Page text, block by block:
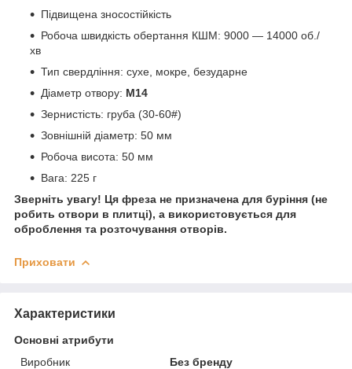
Підвищена зносостійкість
Робоча швидкість обертання КШМ: 9000 — 14000 об./
хв
Тип свердління: сухе, мокре, безударне
Діаметр отвору: М14
Зернистість: груба (30-60#)
Зовнішній діаметр: 50 мм
Робоча висота: 50 мм
Вага: 225 г
Зверніть увагу! Ця фреза не призначена для буріння (не
робить отвори в плитці), а використовується для
оброблення та розточування отворів.
Приховати
Характеристики
Основні атрибути
Виробник
Без бренду